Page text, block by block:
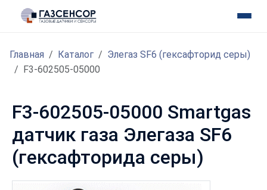
Главная Каталог
Элегаз SF6 (гексафторид серы)
F3-602505-05000
F3-602505-05000 Smartgas
датчик газа Элегаза SF6
(гексафторида серы)